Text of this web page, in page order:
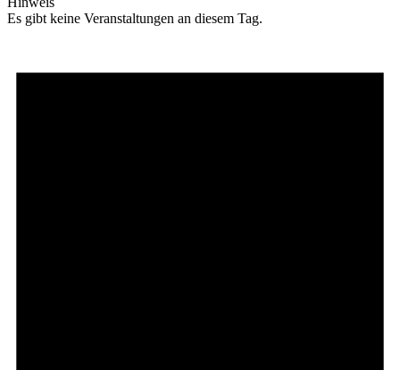
Es gibt keine Veranstaltungen an diesem Tag.